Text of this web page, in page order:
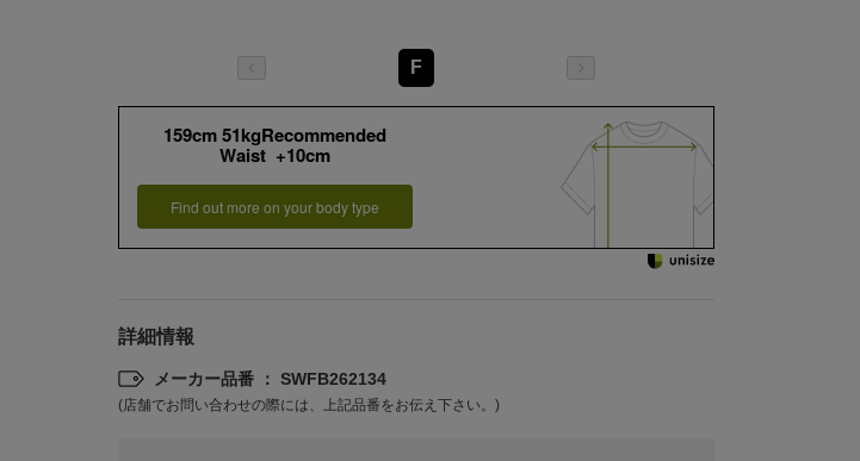
F
159cm 51kgRecommended
Waist +10cm
Find out more on your body type
詳細情報
メーカー品番 ： SWFB262134
(店舗でお問い合わせの際には、上記品番をお伝え下さい。)